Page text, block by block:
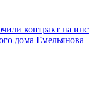
контракт на
дома Емельянова